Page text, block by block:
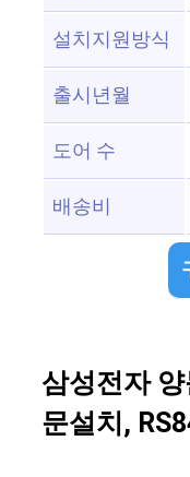
설치지원방식
출시년월
도어 수
배송비
삼성전자
문설치,